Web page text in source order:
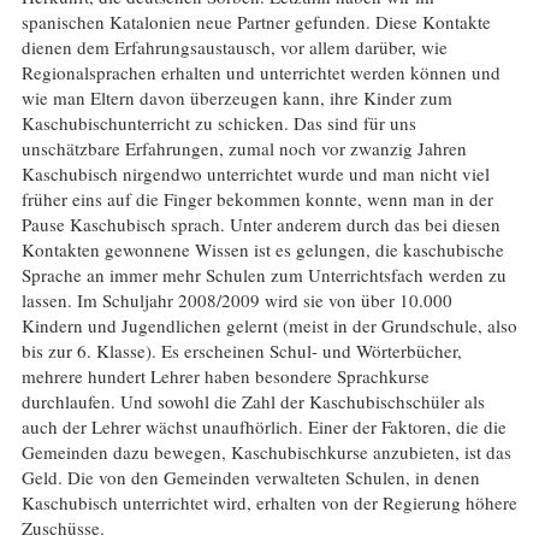
spanischen Katalonien neue Partner gefunden. Diese Kontakte
dienen dem Erfahrungsaustausch, vor allem darüber, wie
Regionalsprachen erhalten und unterrichtet werden können und
wie man Eltern davon überzeugen kann, ihre Kinder zum
Kaschubischunterricht zu schicken. Das sind für uns
unschätzbare Erfahrungen, zumal noch vor zwanzig Jahren
Kaschubisch nirgendwo unterrichtet wurde und man nicht viel
früher eins auf die Finger bekommen konnte, wenn man in der
Pause Kaschubisch sprach. Unter anderem durch das bei diesen
Kontakten gewonnene Wissen ist es gelungen, die kaschubische
Sprache an immer mehr Schulen zum Unterrichtsfach werden zu
lassen. Im Schuljahr 2008/2009 wird sie von über 10.000
Kindern und Jugendlichen gelernt (meist in der Grundschule, also
bis zur 6. Klasse). Es erscheinen Schul- und Wörterbücher,
mehrere hundert Lehrer haben besondere Sprachkurse
durchlaufen. Und sowohl die Zahl der Kaschubischschüler als
auch der Lehrer wächst unaufhörlich. Einer der Faktoren, die die
Gemeinden dazu bewegen, Kaschubischkurse anzubieten, ist das
Geld. Die von den Gemeinden verwalteten Schulen, in denen
Kaschubisch unterrichtet wird, erhalten von der Regierung höhere
Zuschüsse.